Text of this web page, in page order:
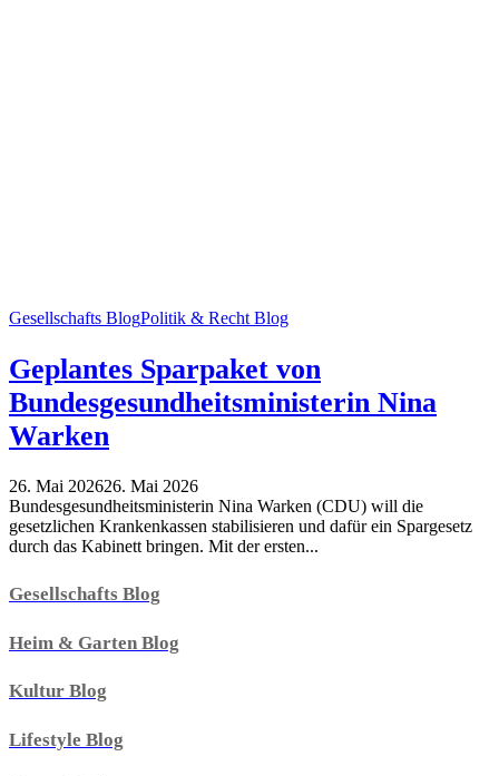
Gesellschafts BlogPolitik & Recht Blog
Geplantes Sparpaket von
Bundesgesundheitsministerin Nina
Warken
26. Mai 202626. Mai 2026
Bundesgesundheitsministerin Nina Warken (CDU) will die
gesetzlichen Krankenkassen stabilisieren und dafür ein Spargesetz
durch das Kabinett bringen. Mit der ersten...
Gesellschafts Blog
Heim & Garten Blog
Kultur Blog
Lifestyle Blog